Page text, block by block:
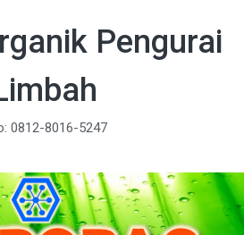
Pengurai
0812-8016-5247